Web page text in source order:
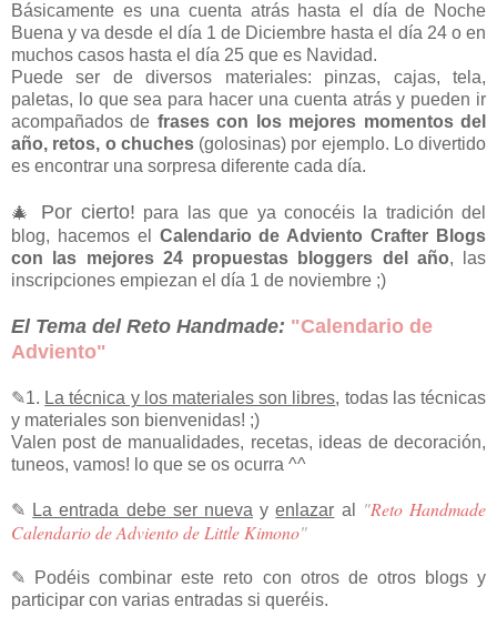
Básicamente es una cuenta atrás hasta el día de Noche
Buena y va desde el día 1 de Diciembre hasta el día 24 o en
muchos casos hasta el día 25 que es Navidad.
Puede ser de diversos materiales: pinzas, cajas, tela,
paletas, lo que sea para hacer una cuenta atrás y pueden ir
acompañados de frases con los mejores momentos del
año, retos, o chuches(golosinas) por ejemplo. Lo divertido
es encontrar una sorpresa diferente cada día.
🎄 Por cierto! para las que ya conocéis la tradición del
blog, hacemos el Calendario de Adviento Crafter Blogs
con las mejores 24 propuestas bloggers del año, las
inscripciones empiezan el día 1 de noviembre ;)
El Tema del Reto Handmade: "Calendario de
Adviento"
✎1. La técnica y los materiales son libres, todas las técnicas
y materiales son bienvenidas! ;)
Valen post de manualidades, recetas, ideas de decoración,
tuneos, vamos! lo que se os ocurra ^^
✎ La entrada debe ser nueva yenlazar al "Reto Handmade
Calendario de Adviento de Little Kimono"
✎ Podéis combinar este reto con otros de otros blogs y
participar con varias entradas si queréis.